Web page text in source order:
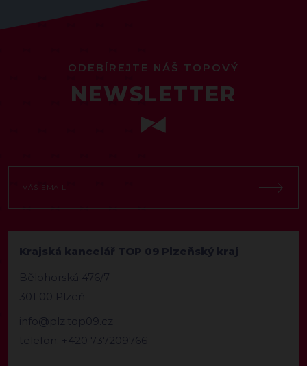
ODEBÍREJTE NÁŠ TOPOVÝ
NEWSLETTER
Krajská kancelář TOP 09 Plzeňský kraj
Bělohorská 476/7
301 00 Plzeň
info@plz.top09.cz
telefon: +420 737209766